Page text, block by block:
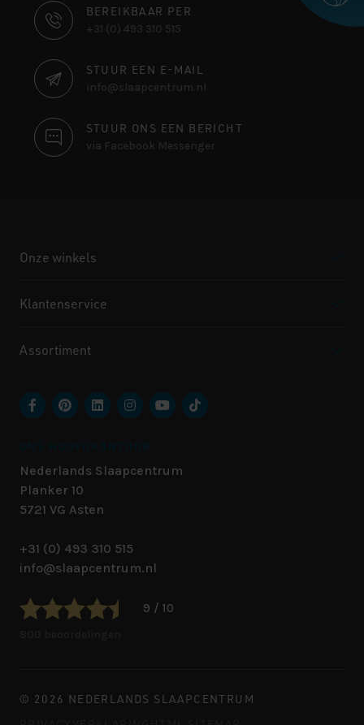
CONTACT
INFORMATIE
BEREIKBAAR PER
+31 (0) 493 310 515
STUUR EEN E-MAIL
info@slaapcentrum.nl
STUUR ONS EEN BERICHT
via Facebook Messenger
Onze winkels
Klantenservice
Assortiment
Nederlands Slaapcentrum
Planker 10
5721 VG Asten
+31 (0) 493 310 515
info@slaapcentrum.nl
9 / 10
© 2026 NEDERLANDS SLAAPCENTRUM